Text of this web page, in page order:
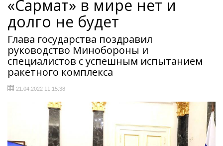
«Сармат» в мире нет и
долго не будет
Глава государства поздравил
руководство Минобороны и
специалистов с успешным испытанием
ракетного комплекса
21.04.2022 11:15:38